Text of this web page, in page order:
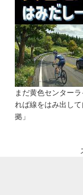
まだ黄色センター
れば線をはみ出し
拠」